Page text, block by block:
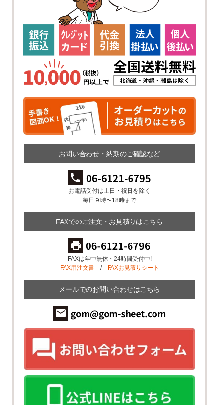
お問い合わせ・納期のご確認など
お電話受付は土日・祝日を除く
毎日９時〜18時まで
FAXでのご注文・お見積りはこちら
FAXは年中無休・24時間受付中!
FAX用注文書/ FAXお見積りシート
メールでのお問い合わせはこちら